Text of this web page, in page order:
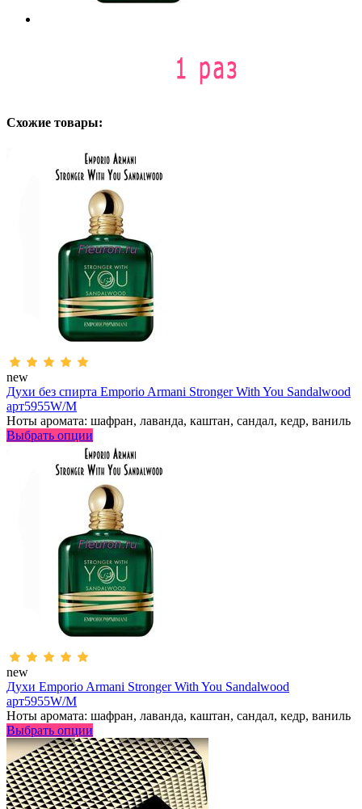
Схожие товары:
new
Духи без спирта Emporio Armani Stronger With You Sandalwood
арт5955W/M
Ноты аромата: шафран, лаванда, каштан, сандал, кедр, ваниль
Выбрать опции
new
Духи Emporio Armani Stronger With You Sandalwood
арт5955W/M
Ноты аромата: шафран, лаванда, каштан, сандал, кедр, ваниль
Выбрать опции